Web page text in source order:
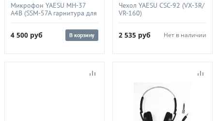
Микрофон YAESU MH-37
A4B (SSM-57A гарнитура для
4 500 руб В корзину
Чехол YAESU CSC-92 (VX-3R/
VR-160)
2 535 руб Нет в наличии